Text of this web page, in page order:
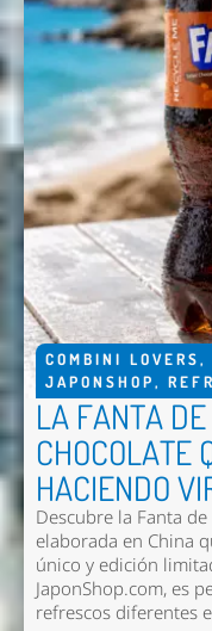
COMBINI LOVERS,
JAPONSHOP,
LA FANTA
CHOCOLATE
HACIENDO
Descubre la Fanta
elaborada en China
único y edición
JaponShop.com, es
refrescos diferentes